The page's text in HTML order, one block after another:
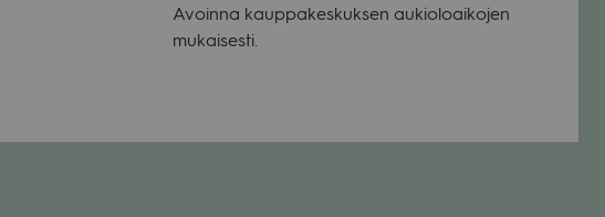
Avoinna kauppakeskuksen aukioloaikojen
mukaisesti.